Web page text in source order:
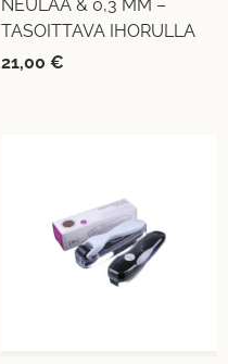
NEULAA & 0,3 MM –
TASOITTAVA IHORULLA
21,00 €